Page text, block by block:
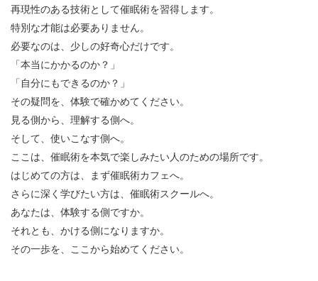
再現性のある技術として催眠術を習得します。
特別な才能は必要ありません。
必要なのは、少しの好奇心だけです。
「本当にかかるのか？」
「自分にもできるのか？」
その疑問を、体験で確かめてください。
見る側から、理解する側へ。
そして、使いこなす側へ。
ここは、催眠術を本気で楽しみたい人のための場所です。
はじめての方は、まず催眠術カフェへ。
さらに深く学びたい方は、催眠術スクールへ。
あなたは、体験する側ですか。
それとも、かける側になりますか。
その一歩を、ここから始めてください。